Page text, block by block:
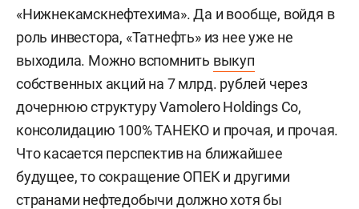
«Нижнекамскнефтехима». Да и вообще, войдя в
роль инвестора, «Татнефть» из нее уже не
выходила. Можно вспомнить выкуп
собственных акций на 7 млрд. рублей через
дочернюю структуру Vamolero Holdings Co,
консолидацию 100% ТАНЕКО и прочая, и прочая.
Что касается перспектив на ближайшее
будущее, то сокращение ОПЕК и другими
странами нефтедобычи должно хотя бы